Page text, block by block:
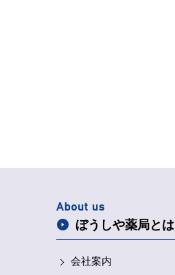
ぼうしや薬局とは
会社案内